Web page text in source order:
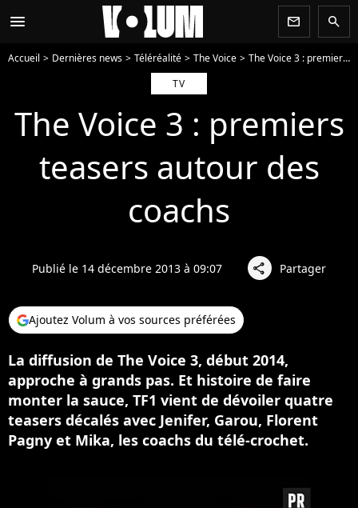
menu newsletter search
Accueil Dernières news Téléréalité The Voice
The Voice 3 : premiers teasers autour des coachs
TV
The Voice 3 : premiers
teasers autour des
coachs
Publié le 14 décembre 2013 à 09:07 share Partager
Ajoutez Volum à vos sources préférées
La diffusion de The Voice 3, début 2014,
approche à grands pas. Et histoire de faire
monter la sauce, TF1 vient de dévoiler quatre
teasers décalés avec Jenifer, Garou, Florent
Pagny et Mika, les coachs du télé-crochet.